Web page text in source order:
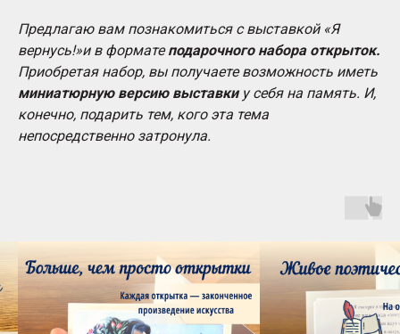
Предлагаю вам познакомиться с выставкой «Я
вернусь!»и в форматеподарочного набора открыток.
Приобретая набор, вы получаете возможность иметь
миниатюрную версию выставкиу себя на память. И,
конечно, подарить тем, кого эта тема
непосредственно затронула.